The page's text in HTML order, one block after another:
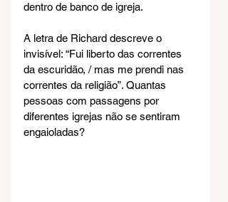
dentro de banco de igreja.
A letra de Richard descreve o
invisível: “Fui liberto das correntes
da escuridão, / mas me prendi nas
correntes da religião”. Quantas
pessoas com passagens por
diferentes igrejas não se sentiram
engaioladas?